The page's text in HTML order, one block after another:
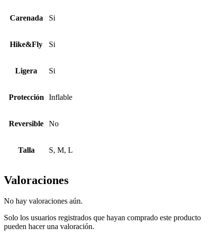
Carenada Si
Hike&Fly Si
Ligera Si
Protección Inflable
Reversible No
Talla S, M, L
Valoraciones
No hay valoraciones aún.
Solo los usuarios registrados que hayan comprado este producto
pueden hacer una valoración.